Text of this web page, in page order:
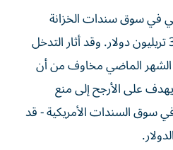
في سوق سندات الخزانة
الأمريكية التي تبلغ قيمتها 31 تريليون دولار. وقد أثار التدخل
الماضي مخاوف من أن
على الأرجح إلى منع
سوق السندات الأمريكية - قد